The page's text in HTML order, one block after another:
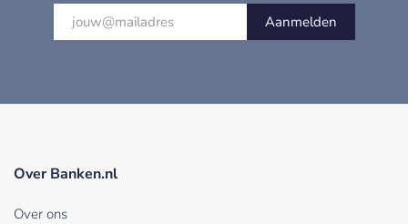
Aanmelden
Over Banken.nl
Over ons